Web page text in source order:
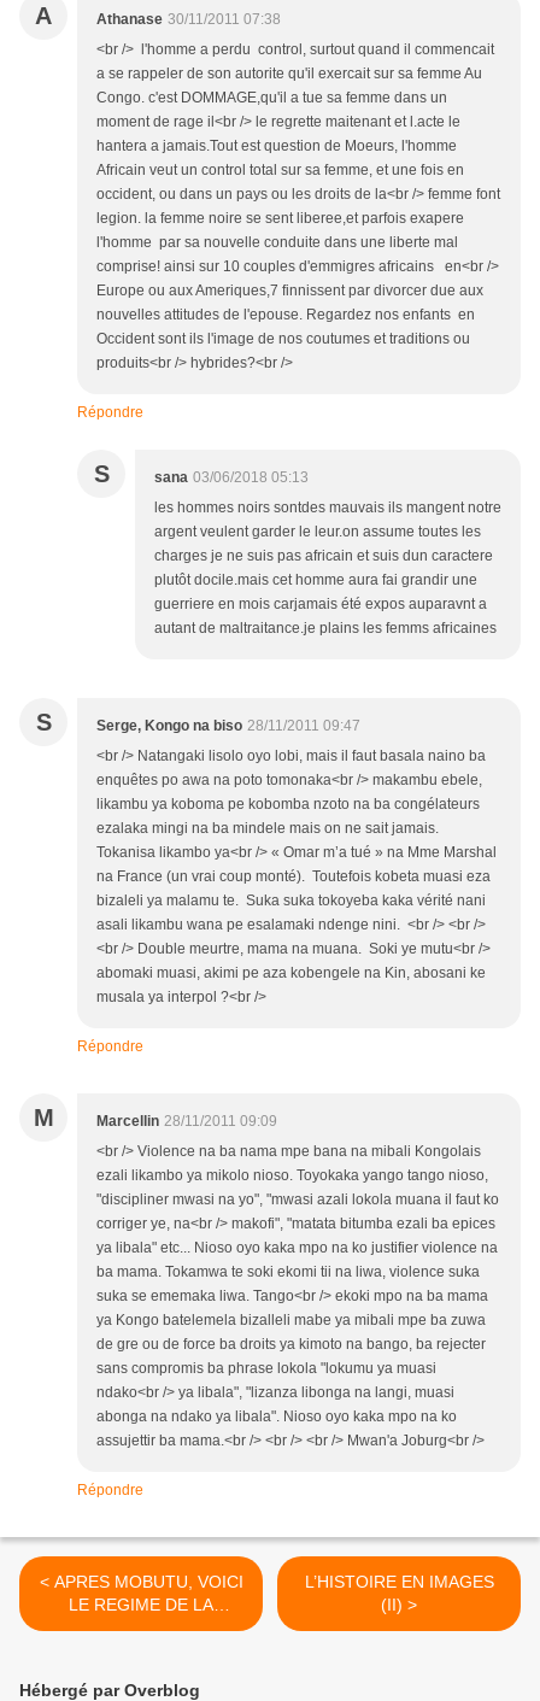
A Athanase 30/11/2011 07:38
<br /> l'homme a perdu control, surtout quand il commencait
a se rappeler de son autorite qu'il exercait sur sa femme Au
Congo. c'est DOMMAGE,qu'il a tue sa femme dans un
moment de rage il<br /> le regrette maitenant et l.acte le
hantera a jamais.Tout est question de Moeurs, l'homme
Africain veut un control total sur sa femme, et une fois en
occident, ou dans un pays ou les droits de la<br /> femme font
legion. la femme noire se sent liberee,et parfois exapere
l'homme par sa nouvelle conduite dans une liberte mal
comprise! ainsi sur 10 couples d'emmigres africains en<br />
Europe ou aux Ameriques,7 finnissent par divorcer due aux
nouvelles attitudes de l'epouse. Regardez nos enfants en
Occident sont ils l'image de nos coutumes et traditions ou
produits<br /> hybrides?<br />
Répondre
S sana 03/06/2018 05:13
les hommes noirs sontdes mauvais ils mangent notre
argent veulent garder le leur.on assume toutes les
charges je ne suis pas africain et suis dun caractere
plutôt docile.mais cet homme aura fai grandir une
guerriere en mois carjamais été expos auparavnt a
autant de maltraitance.je plains les femms africaines
S Serge, Kongo na biso 28/11/2011 09:47
<br /> Natangaki lisolo oyo lobi, mais il faut basala naino ba
enquêtes po awa na poto tomonaka<br /> makambu ebele,
likambu ya koboma pe kobomba nzoto na ba congélateurs
ezalaka mingi na ba mindele mais on ne sait jamais.
Tokanisa likambo ya<br /> « Omar m’a tué » na Mme Marshal
na France (un vrai coup monté). Toutefois kobeta muasi eza
bizaleli ya malamu te. Suka suka tokoyeba kaka vérité nani
asali likambu wana pe esalamaki ndenge nini. <br /> <br />
<br /> Double meurtre, mama na muana. Soki ye mutu<br />
abomaki muasi, akimi pe aza kobengele na Kin, abosani ke
musala ya interpol ?<br />
Répondre
M Marcellin 28/11/2011 09:09
<br /> Violence na ba nama mpe bana na mibali Kongolais
ezali likambo ya mikolo nioso. Toyokaka yango tango nioso,
"discipliner mwasi na yo", "mwasi azali lokola muana il faut ko
corriger ye, na<br /> makofi", "matata bitumba ezali ba epices
ya libala" etc... Nioso oyo kaka mpo na ko justifier violence na
ba mama. Tokamwa te soki ekomi tii na liwa, violence suka
suka se ememaka liwa. Tango<br /> ekoki mpo na ba mama
ya Kongo batelemela bizalleli mabe ya mibali mpe ba zuwa
de gre ou de force ba droits ya kimoto na bango, ba rejecter
sans compromis ba phrase lokola "lokumu ya muasi
ndako<br /> ya libala", "lizanza libonga na langi, muasi
abonga na ndako ya libala". Nioso oyo kaka mpo na ko
assujettir ba mama.<br /> <br /> <br /> Mwan'a Joburg<br />
Répondre
< APRES MOBUTU, VOICI
LE REGIME DE LA
JUNGLE DE KABILA.
L’HISTOIRE EN IMAGES
(II) >
Hébergé par Overblog